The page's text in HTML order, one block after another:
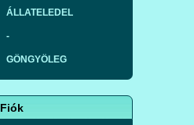
ÁLLATELEDEL
-
GÖNGYÖLEG
Fiók